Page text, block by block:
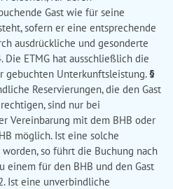
Gast wie für seine
sofern er eine entsprechende
ausdrückliche und gesonderte
Die ETMG hat ausschließlich die
gebuchten Unterkunftsleistung.§
Reservierungen, die den Gast
sind nur bei
Vereinbarung mit dem BHB oder
möglich. Ist eine solche
so führt die Buchung nach
einem für den BHB und den Gast
Ist eine unverbindliche